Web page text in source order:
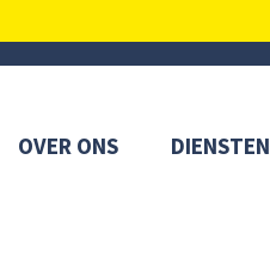
OVER ONS DIENSTEN